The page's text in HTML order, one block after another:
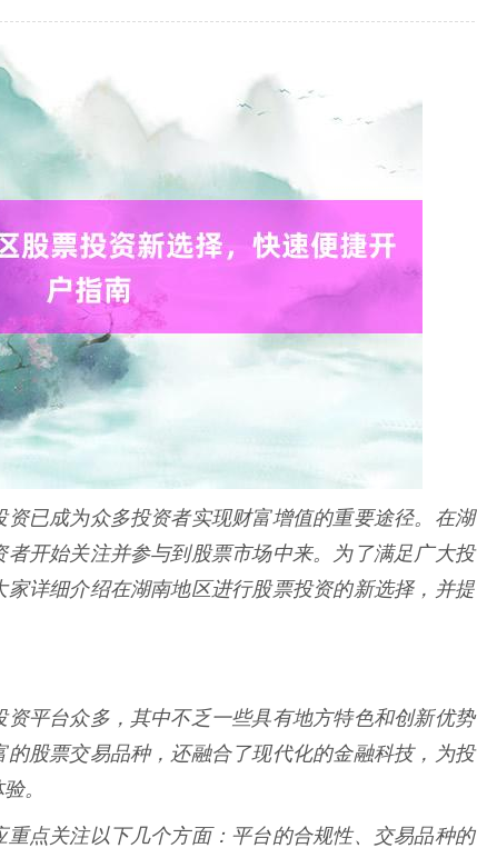
已成为众多投资者实现财富增值的重要途径。在湖
开始关注并参与到股票市场中来。为了满足广大投
详细介绍在湖南地区进行股票投资的新选择，并提
平台众多，其中不乏一些具有地方特色和创新优势
股票交易品种，还融合了现代化的金融科技，为投
。
点关注以下几个方面：平台的合规性、交易品种的